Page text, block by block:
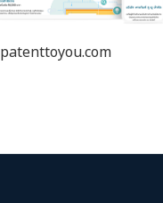
patenttoyou.com